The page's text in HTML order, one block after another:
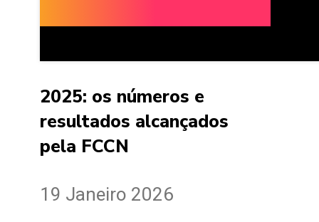
2025: os números e
resultados alcançados
pela FCCN
19 Janeiro 2026